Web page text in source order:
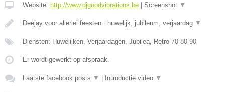
Website: http://www.djgoodvibrations.be Screenshot ▼
Deejay voor allerlei feesten : huwelijk, jubileum, verjaardag ▼
Diensten: Huwelijken, Verjaardagen, Jubilea, Retro 70 80 90
Er wordt gewerkt op afspraak.
Laatste facebook posts ▼ Introductie video ▼